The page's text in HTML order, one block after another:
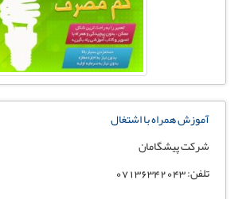
آموزش همراه با اشتغال
شرکت پیشگامان
تلفن: 07136342043